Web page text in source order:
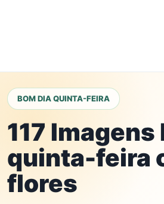
BOM DIA QUINTA-FEIRA
117 Imagens
quinta-feira
flores